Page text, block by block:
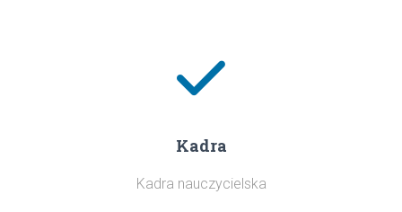
Kadra
Kadra nauczycielska